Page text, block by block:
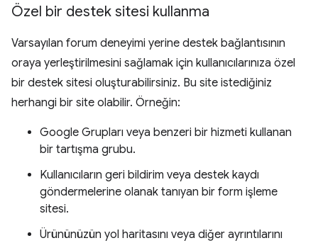
Özel bir destek sitesi kullanma
Varsayılan forum deneyimi yerine destek bağlantısının
oraya yerleştirilmesini sağlamak için kullanıcılarınıza özel
bir destek sitesi oluşturabilirsiniz. Bu site istediğiniz
herhangi bir site olabilir. Örneğin:
Google Grupları veya benzeri bir hizmeti kullanan
bir tartışma grubu.
Kullanıcıların geri bildirim veya destek kaydı
göndermelerine olanak tanıyan bir form işleme
sitesi.
Ürününüzün yol haritasını veya diğer ayrıntılarını